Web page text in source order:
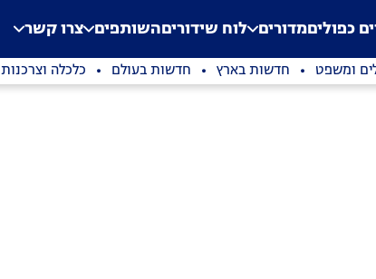
Application error: a
. כפוליםמדורים לוח שידוריםהשותפים צרו קשר
ומשפט חדשות בארץ חדשות בעולם כלכלה וצרכנות